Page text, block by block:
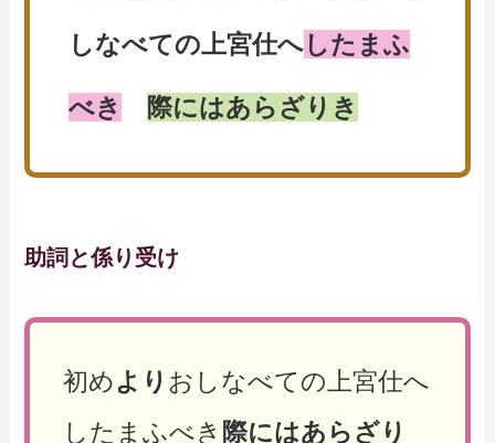
しなべての上宮仕へしたまふ
べき 際にはあらざりき
助詞と係り受け
初めより おしなべての上宮仕へ
したまふべき 際にはあらざり